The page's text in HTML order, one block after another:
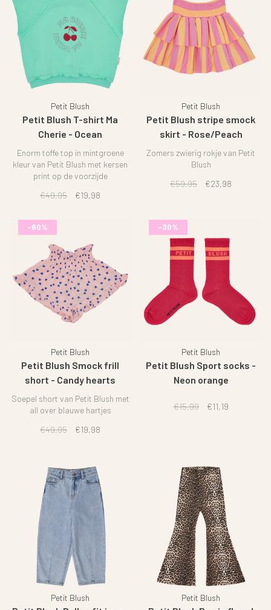
Petit Blush
Petit Blush T-shirt Ma
Cherie - Ocean
Enorm toffe top in mintgroene
kleur van Petit Blush met kersen
print op de voorzijde
€49,95
€19,98
Petit Blush
Petit Blush stripe smock
skirt - Rose/Peach
Zomers zwierig rokje van Petit
Blush
€59,95
€23,98
-60%
Petit Blush
Petit Blush Smock frill
short - Candy hearts
Soepel short van Petit Blush met
all over blauwe hartjes
€49,95
€19,98
-30%
Petit Blush
Petit Blush Sport socks -
Neon orange
€15,99 €11,19
Petit Blush Petit Blush